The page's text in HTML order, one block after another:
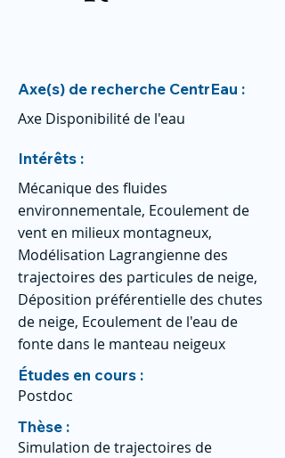
Axe(s) de recherche CentrEau :
Axe Disponibilité de l'eau
Intérêts :
Mécanique des fluides
environnementale, Ecoulement de
vent en milieux montagneux,
Modélisation Lagrangienne des
trajectoires des particules de neige,
Déposition préférentielle des chutes
de neige, Ecoulement de l'eau de
fonte dans le manteau neigeux
Études en cours :
Postdoc
Thèse :
Simulation de trajectoires de